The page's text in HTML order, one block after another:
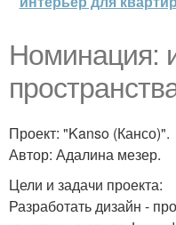
Номинация:
Проект: "Kanso (Кансо)".
Автор: Адалина мезер.
Цели и задачи проекта:
Разработать дизайн -